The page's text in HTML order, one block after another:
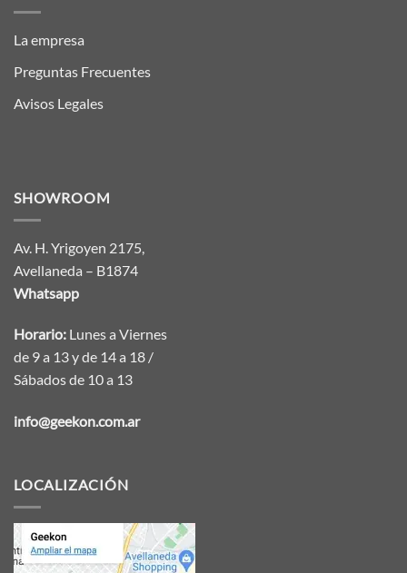
La empresa
Preguntas Frecuentes
Avisos Legales
SHOWROOM
Av. H. Yrigoyen 2175,
Avellaneda – B1874
Whatsapp
Horario: Lunes a Viernes
de 9 a 13 y de 14 a 18 /
Sábados de 10 a 13
info@geekon.com.ar
LOCALIZACIÓN